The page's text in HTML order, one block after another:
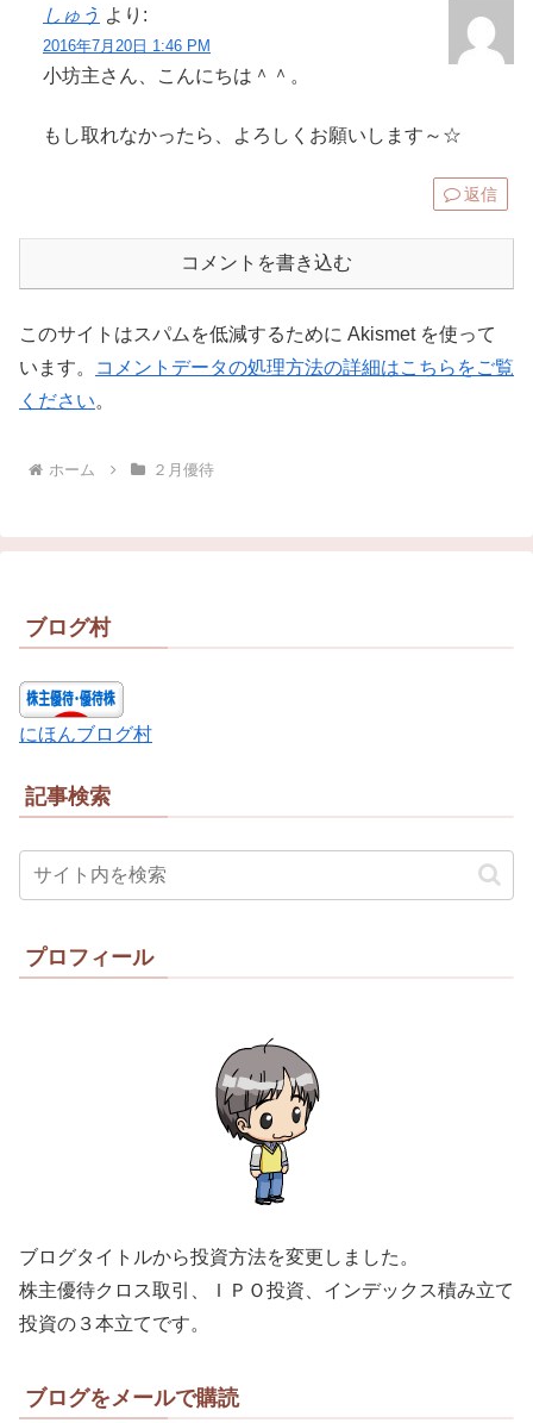
しゅう より:
2016年7月20日 1:46 PM
小坊主さん、こんにちは＾＾。
もし取れなかったら、よろしくお願いします～☆
返信
コメントを書き込む
このサイトはスパムを低減するために Akismet を使って
います。
コメントデータの処理方法の詳細はこちらをご覧
ください。
ホーム ２月優待
ブログ村
にほんブログ村
記事検索
プロフィール
ブログタイトルから投資方法を変更しました。
株主優待クロス取引、ＩＰＯ投資、インデックス積み立て
投資の３本立てです。
ブログをメールで購読